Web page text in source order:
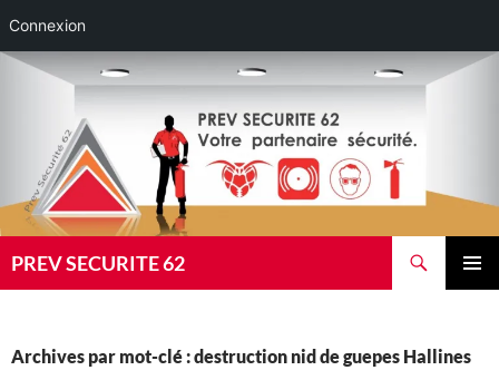
Connexion
Aller
PREV SECURITE 62
Archives par mot-clé : destruction nid de guepes Hallines